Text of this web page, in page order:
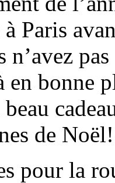
Paris
bonne
de Noël!
pour la